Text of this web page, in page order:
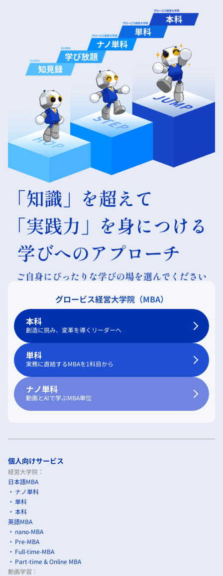
グロービス経営大学院（MBA）
本科
創造に挑み、変革を導くリーダーへ
単科
実務に直結するMBAを1科目から
ナノ単科
動画とAIで学ぶMBA単位
個人向けサービス
経営大学院：
日本語MBA
ナノ単科
単科
本科
英語MBA
nano-MBA
Pre-MBA
Full-time-MBA
Part-time & Online MBA
動画学習：